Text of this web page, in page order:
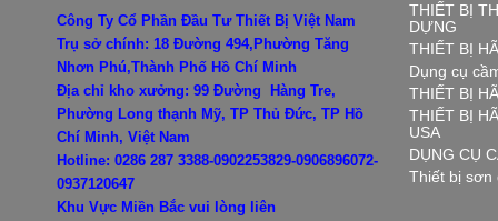
Công Ty Cổ Phần Đầu Tư Thiết Bị Việt Nam
Trụ sở chính: 18 Đường 494,Phường Tăng
Nhơn Phú,Thành Phố Hồ Chí Minh
Địa chỉ kho xưởng: 99 Đường Hàng Tre,
Phường Long thạnh Mỹ, TP Thủ Đức, TP Hồ
Chí Minh, Việt Nam
Hotline: 0286 287 3388-0902253829-0906896072-
0937120647
Khu Vực Miền Bắc vui lòng liên
THIẾT BỊ
DỰNG
THIẾT BỊ
Dụng cụ
THIẾT BỊ
THIẾT BỊ
USA
DỤNG CỤ
Thiết bị sơn